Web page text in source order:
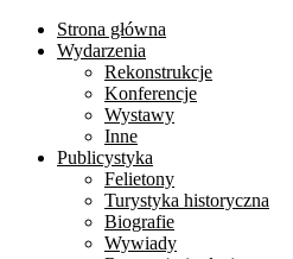
Strona główna
Wydarzenia
Rekonstrukcje
Konferencje
Wystawy
Inne
Publicystyka
Felietony
Turystyka historyczna
Biografie
Wywiady